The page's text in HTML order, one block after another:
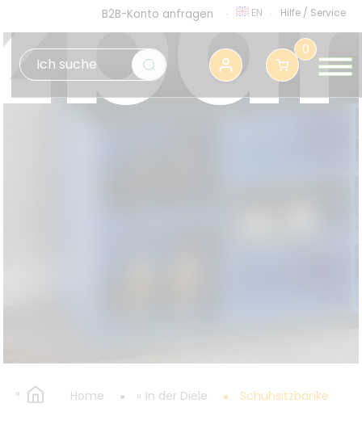
B2B-Konto anfragen EN Hilfe / Service
0
Home In der Diele Schuhsitzbänke